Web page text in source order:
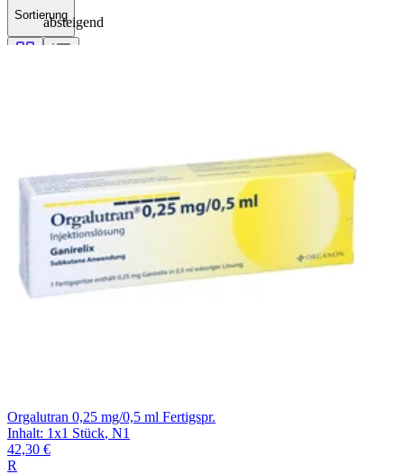
Sortierungabsteigend
Orgalutran 0,25 mg/0,5 ml Fertigspr.
Inhalt: 1x1 Stück, N1
42,30 €
R